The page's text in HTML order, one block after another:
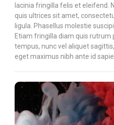
lacinia fringilla felis et eleifend.
quis ultrices sit amet,
ligula. Phasellus molestie
Etiam fringilla diam quis rutrum
tempus, nunc vel aliquet
eget maximus nibh ante id